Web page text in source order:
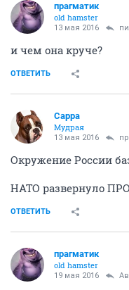
прагматик
old hamster
13 мая 2016
и чем она круче?
ОТВЕТИТЬ
Сарра
Мудрая
13 мая 2016
Окружение России
НАТО развернуло
ОТВЕТИТЬ
прагматик
old hamster
19 мая 2016